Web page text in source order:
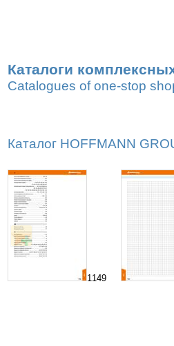
Каталоги
Catalogues of one-stop
Каталог HOFFMANN
1149